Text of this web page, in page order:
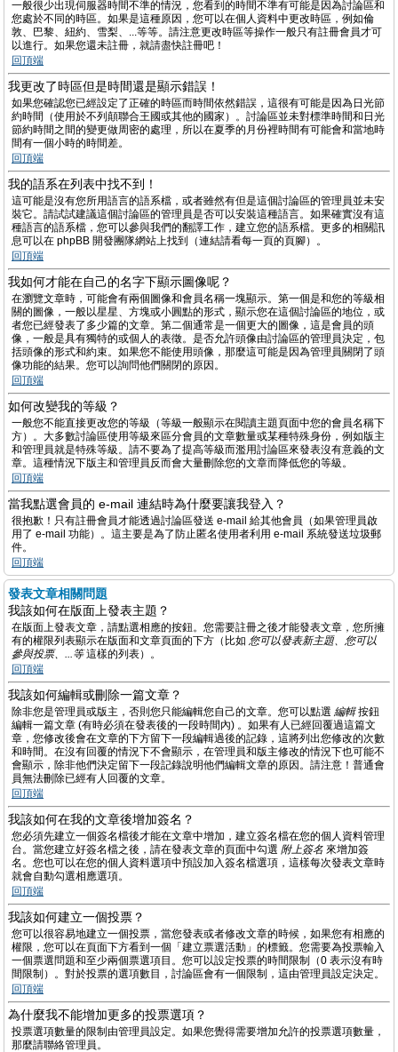
一般很少出現伺服器時間不準的情況，您看到的時間不準有可能是因為討論區和
您處於不同的時區。如果是這種原因，您可以在個人資料中更改時區，例如倫
敦、巴黎、紐約、雪梨、...等等。請注意更改時區等操作一般只有註冊會員才可
以進行。如果您還未註冊，就請盡快註冊吧！
回頂端
我更改了時區但是時間還是顯示錯誤！
如果您確認您已經設定了正確的時區而時間依然錯誤，這很有可能是因為日光節
約時間（使用於不列顛聯合王國或其他的國家）。討論區並未對標準時間和日光
節約時間之間的變更做周密的處理，所以在夏季的月份裡時間有可能會和當地時
間有一個小時的時間差。
回頂端
我的語系在列表中找不到！
這可能是沒有您所用語言的語系檔，或者雖然有但是這個討論區的管理員並未安
裝它。請試試建議這個討論區的管理員是否可以安裝這種語言。如果確實沒有這
種語言的語系檔，您可以參與我們的翻譯工作，建立您的語系檔。更多的相關訊
息可以在 phpBB 開發團隊網站上找到（連結請看每一頁的頁腳）。
回頂端
我如何才能在自己的名字下顯示圖像呢？
在瀏覽文章時，可能會有兩個圖像和會員名稱一塊顯示。第一個是和您的等級相
關的圖像，一般以星星、方塊或小圓點的形式，顯示您在這個討論區的地位，或
者您已經發表了多少篇的文章。第二個通常是一個更大的圖像，這是會員的頭
像，一般是具有獨特的或個人的表徵。是否允許頭像由討論區的管理員決定，包
括頭像的形式和約束。如果您不能使用頭像，那麼這可能是因為管理員關閉了頭
像功能的結果。您可以詢問他們關閉的原因。
回頂端
如何改變我的等級？
一般您不能直接更改您的等級（等級一般顯示在閱讀主題頁面中您的會員名稱下
方）。大多數討論區使用等級來區分會員的文章數量或某種特殊身份，例如版主
和管理員就是特殊等級。請不要為了提高等級而濫用討論區來發表沒有意義的文
章。這種情況下版主和管理員反而會大量刪除您的文章而降低您的等級。
回頂端
當我點選會員的 e-mail 連結時為什麼要讓我登入？
很抱歉！只有註冊會員才能透過討論區發送 e-mail 給其他會員（如果管理員啟
用了 e-mail 功能）。這主要是為了防止匿名使用者利用 e-mail 系統發送垃圾郵
件。
回頂端
發表文章相關問題
我該如何在版面上發表主題？
在版面上發表文章，請點選相應的按鈕。您需要註冊之後才能發表文章，您所擁
有的權限列表顯示在版面和文章頁面的下方（比如 您可以發表新主題、您可以
參與投票、...等這樣的列表）。
回頂端
我該如何編輯或刪除一篇文章？
除非您是管理員或版主，否則您只能編輯您自己的文章。您可以點選 編輯按鈕
編輯一篇文章 (有時必須在發表後的一段時間內) 。如果有人已經回覆過這篇文
章，您修改後會在文章的下方留下一段編輯過後的記錄，這將列出您修改的次數
和時間。在沒有回覆的情況下不會顯示，在管理員和版主修改的情況下也可能不
會顯示，除非他們決定留下一段記錄說明他們編輯文章的原因。請注意！普通會
員無法刪除已經有人回覆的文章。
回頂端
我該如何在我的文章後增加簽名？
您必須先建立一個簽名檔後才能在文章中增加，建立簽名檔在您的個人資料管理
台。當您建立好簽名檔之後，請在發表文章的頁面中勾選 附上簽名 來增加簽
名。您也可以在您的個人資料選項中預設加入簽名檔選項，這樣每次發表文章時
就會自動勾選相應選項。
回頂端
我該如何建立一個投票？
您可以很容易地建立一個投票，當您發表或者修改文章的時候，如果您有相應的
權限，您可以在頁面下方看到一個「建立票選活動」的標籤。您需要為投票輸入
一個票選問題和至少兩個票選項目。您可以設定投票的時間限制（0 表示沒有時
間限制）。對於投票的選項數目，討論區會有一個限制，這由管理員設定決定。
回頂端
為什麼我不能增加更多的投票選項？
投票選項數量的限制由管理員設定。如果您覺得需要增加允許的投票選項數量，
那麼請聯絡管理員。